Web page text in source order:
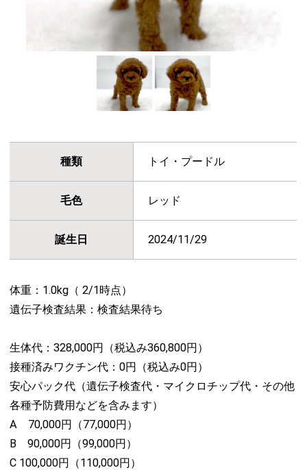
種類 トイ・プードル
毛色 レッド
誕生日 2024/11/29
体重：1.0kg（ 2/1時点）
遺伝子検査結果：検査結果待ち
生体代：328,000円（税込み360,800円）
接種済みワクチン代：0円（税込み0円）
安心パック代（遺伝子検査代・マイクロチップ代・その他
各種予防費用などを含みます）
A 70,000円（77,000円）
B 90,000円（99,000円）
C 100,000円（110,000円）